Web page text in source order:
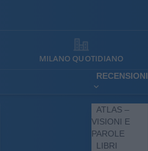
MILANO QUOTIDIANO
RECENSIONI
ATLAS –
VISIONI E
PAROLE
LIBRI